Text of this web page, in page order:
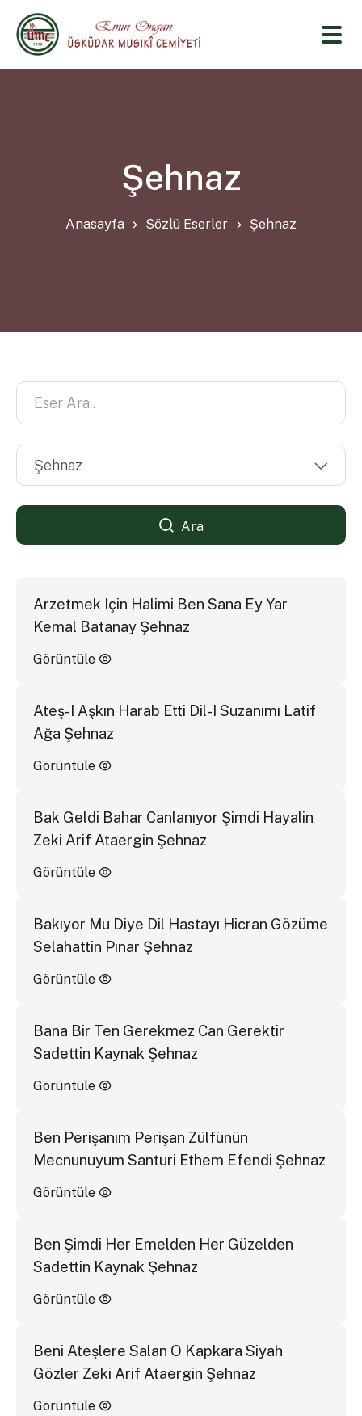
Şehnaz
Anasayfa Sözlü Eserler Şehnaz
Ara
Arzetmek Için Halimi Ben Sana Ey Yar
Kemal Batanay Şehnaz
Görüntüle
Ateş-I Aşkın Harab Etti Dil-I Suzanımı Latif
Ağa Şehnaz
Görüntüle
Bak Geldi Bahar Canlanıyor Şimdi Hayalin
Zeki Arif Ataergin Şehnaz
Görüntüle
Bakıyor Mu Diye Dil Hastayı Hicran Gözüme
Selahattin Pınar Şehnaz
Görüntüle
Bana Bir Ten Gerekmez Can Gerektir
Sadettin Kaynak Şehnaz
Görüntüle
Ben Perişanım Perişan Zülfünün
Mecnunuyum Santuri Ethem Efendi Şehnaz
Görüntüle
Ben Şimdi Her Emelden Her Güzelden
Sadettin Kaynak Şehnaz
Görüntüle
Beni Ateşlere Salan O Kapkara Siyah
Gözler Zeki Arif Ataergin Şehnaz
Görüntüle